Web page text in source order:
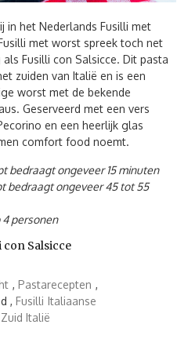
in het Nederlands Fusilli met
met worst spreek toch net
Fusilli con Salsicce. Dit pasta
zuiden van Italië en is een
worst met de bekende
Geserveerd met een vers
en een heerlijk glas
comfort food noemt.
bedraagt ongeveer 15 minuten
bedraagt ongeveer 45 tot 55
personen
Salsicce
, Pastarecepten ,
, Fusilli Italiaanse
Zuid Italië